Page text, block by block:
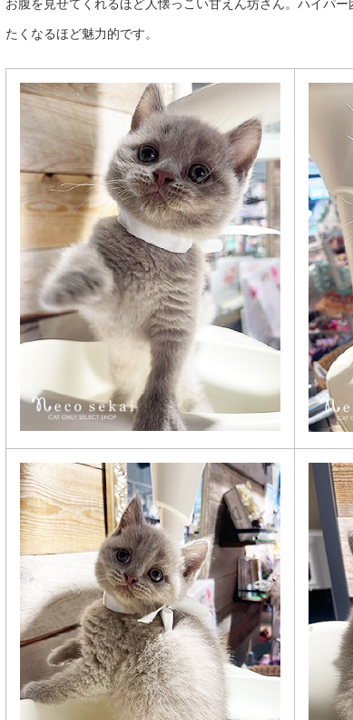
お腹を見せてくれるほど人懐っこい甘えん坊さん。ハイパ
たくなるほど魅力的です。